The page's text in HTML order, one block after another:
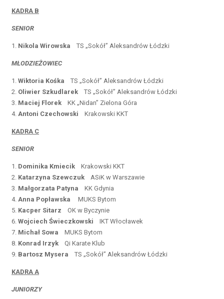
KADRA B
SENIOR
1. Nikola Wirowska TS „Sokół” Aleksandrów Łódzki
MŁODZIEŻOWIEC
1. Wiktoria Kośka
TS „Sokół” Aleksandrów Łódzki
2. Oliwier Szkudlarek TS „Sokół” Aleksandrów Łódzki
3. Maciej Florek KK „Nidan” Zielona Góra
4. Antoni Czechowski Krakowski KKT
KADRA C
SENIOR
1. Dominika Kmiecik Krakowski KKT
2. Katarzyna Szewczuk ASiK w Warszawie
3. Małgorzata Patyna KK Gdynia
4. Anna Popławska MUKS Bytom
5. Kacper Sitarz OK w Byczynie
6. Wojciech Świeczkowski
IKT Włocławek
7. Michał Sowa
MUKS Bytom
8. Konrad Irzyk Qi Karate Klub
9. Bartosz Mysera TS „Sokół” Aleksandrów Łódzki
KADRA A
JUNIORZY